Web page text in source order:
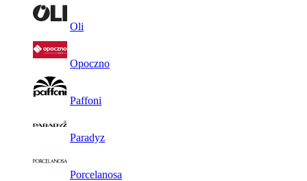
Oli
Opoczno
Paffoni
Paradyz
Porcelanosa